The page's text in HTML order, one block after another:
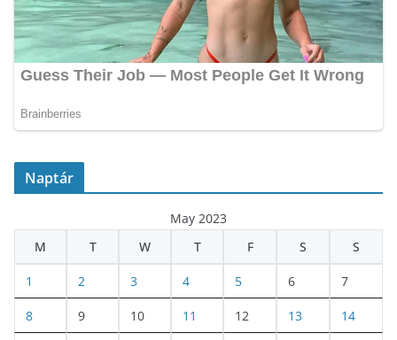
Naptár
May 2023
M
T W T F S S
1 2 3 4 5 6 7
8 9 10 11 12 13 14